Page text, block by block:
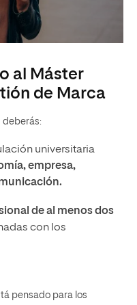
al Máster
de Marca
deberás:
universitaria
empresa,
de al menos dos
con los
pensado para los